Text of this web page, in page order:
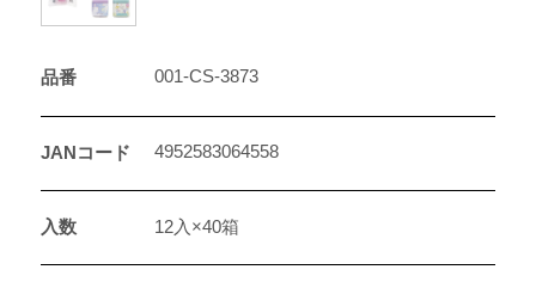
品番 001-CS-3873
JANコード 4952583064558
入数 12入×40箱